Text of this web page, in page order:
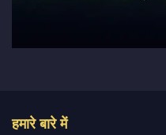
हमारे बारे में